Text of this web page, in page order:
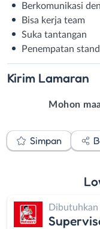
Berkomunikasi
Bisa kerja team
Suka tantangan
Penempatan
Kirim Lamaran
Mohon
Simpan
Dibutuhkan